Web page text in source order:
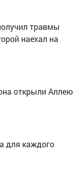
травмы
наехал на
открыли Аллею
для каждого